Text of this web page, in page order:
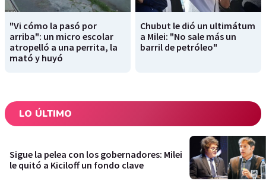
"Vi cómo la pasó por
arriba": un micro escolar
atropelló a una perrita, la
mató y huyó
Chubut le dió un ultimátum
a Milei: "No sale más un
barril de petróleo"
LO ÚLTIMO
Sigue la pelea con los gobernadores: Milei
le quitó a Kiciloff un fondo clave